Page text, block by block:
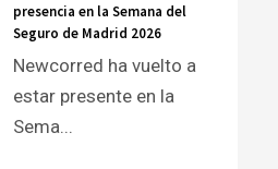
presencia en la Semana del
Seguro de Madrid 2026
Newcorred ha vuelto a
estar presente en la
Sema...